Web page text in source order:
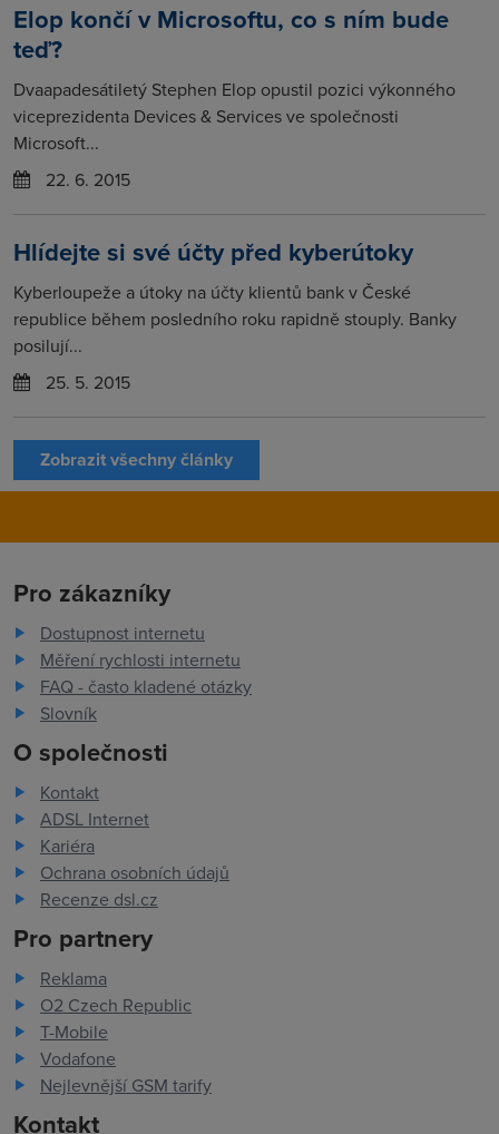
Elop končí v Microsoftu, co s ním bude
teď?
Dvaapadesátiletý Stephen Elop opustil pozici výkonného
viceprezidenta Devices & Services ve společnosti
Microsoft...
22. 6. 2015
Hlídejte si své účty před kyberútoky
Kyberloupeže a útoky na účty klientů bank v České
republice během posledního roku rapidně stouply. Banky
posilují...
25. 5. 2015
Zobrazit všechny články
Pro zákazníky
Dostupnost internetu
Měření rychlosti internetu
FAQ - často kladené otázky
Slovník
O společnosti
Kontakt
ADSL Internet
Kariéra
Ochrana osobních údajů
Recenze dsl.cz
Pro partnery
Reklama
O2 Czech Republic
T-Mobile
Vodafone
Nejlevnější GSM tarify
Kontakt